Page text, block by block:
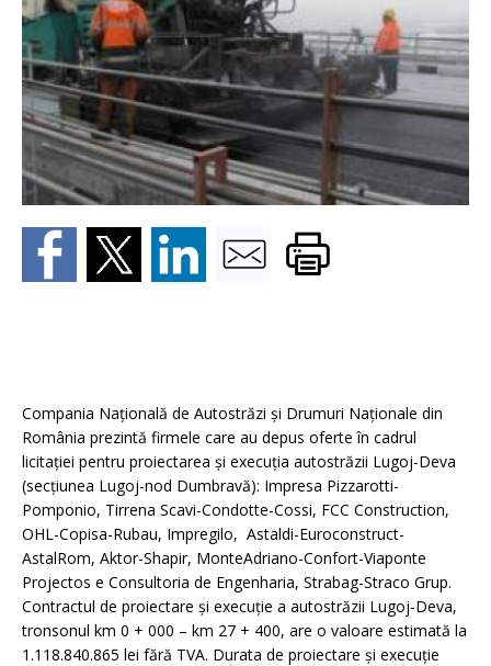
Compania Naţională de Autostrăzi şi Drumuri Naţionale din
România prezintă firmele care au depus oferte în cadrul
licitaţiei pentru proiectarea şi execuţia autostrăzii Lugoj-Deva
(secţiunea Lugoj-nod Dumbravă): Impresa Pizzarotti-
Pomponio, Tirrena Scavi-Condotte-Cossi, FCC Construction,
OHL-Copisa-Rubau, Impregilo, Astaldi-Euroconstruct-
AstalRom, Aktor-Shapir, MonteAdriano-Confort-Viaponte
Projectos e Consultoria de Engenharia, Strabag-Straco Grup.
Contractul de proiectare şi execuţie a autostrăzii Lugoj-Deva,
tronsonul km 0 + 000 – km 27 + 400, are o valoare estimată la
1.118.840.865 lei fără TVA. Durata de proiectare şi execuţie